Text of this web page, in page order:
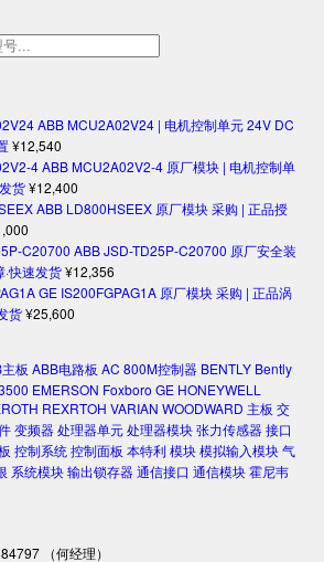
ABB MCU2A02V24 | 电机控制单元 24V DC
¥12,540
ABB MCU2A02V2-4 原厂模块 | 电机控制单
货¥12,400
ABB LD800HSEEX 原厂模块 采购 | 正品授
ABB JSD-TD25P-C20700 原厂安全装
快速发货¥12,356
GE IS200FGPAG1A 原厂模块 采购 | 正品涡
货¥25,600
板 ABB电路板 AC 800M控制器 BENTLY Bently
EMERSON Foxboro GE HONEYWELL
REXRTOH VARIAN WOODWARD 主板 交
变频器处理器单元处理器模块张力传感器接口
控制系统控制面板 本特利模块模拟输入模块气
系统模块输出锁存器通信接口 通信模块霍尼韦
（何经理）